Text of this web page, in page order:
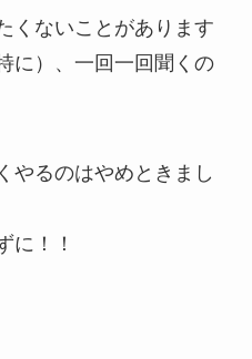
くないことがあります
に）、一回一回聞くの
やるのはやめときまし
に！！